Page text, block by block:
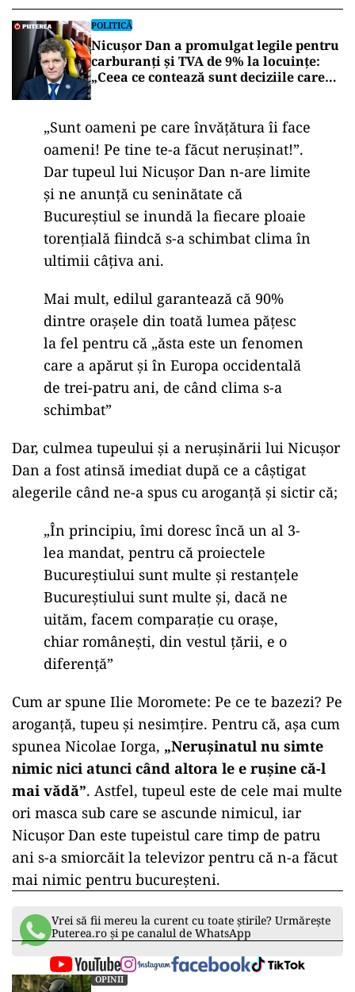
POLITICĂ
Nicușor Dan a promulgat legile pentru
carburanți și TVA de 9% la locuințe:
„Ceea ce contează sunt deciziile care
„Sunt oameni pe care învățătura îi face
oameni! Pe tine te-a făcut nerușinat!”.
Dar tupeul lui Nicușor Dan n-are limite
și ne anunță cu seninătate că
Bucureștiul se inundă la fiecare ploaie
torențială fiindcă s-a schimbat clima în
ultimii câțiva ani.
Mai mult, edilul garantează că 90%
dintre orașele din toată lumea pățesc
la fel pentru că „ăsta este un fenomen
care a apărut şi în Europa occidentală
de trei-patru ani, de când clima s-a
schimbat”
Dar, culmea tupeului și a nerușinării lui Nicușor
Dan a fost atinsă imediat după ce a câștigat
alegerile când ne-a spus cu aroganță și sictir că;
„În principiu, îmi doresc încă un al 3-
lea mandat, pentru că proiectele
Bucureştiului sunt multe şi restanţele
Bucureştiului sunt multe şi, dacă ne
uităm, facem comparaţie cu oraşe,
chiar româneşti, din vestul ţării, e o
diferenţă”
Cum ar spune Ilie Moromete: Pe ce te bazezi? Pe
aroganță, tupeu și nesimțire. Pentru că, așa cum
spunea Nicolae Iorga, „Neruşinatul nu simte
nimic nici atunci când altora le e ruşine că-l
mai vădă”. Astfel, tupeul este de cele mai multe
ori masca sub care se ascunde nimicul, iar
Nicușor Dan este tupeistul care timp de patru
ani s-a smiorcăit la televizor pentru că n-a făcut
mai nimic pentru bucureșteni.
Vrei să fii mereu la curent cu toate știrile? Urmărește
Puterea.ro și pe canalul de WhatsApp
OPINII